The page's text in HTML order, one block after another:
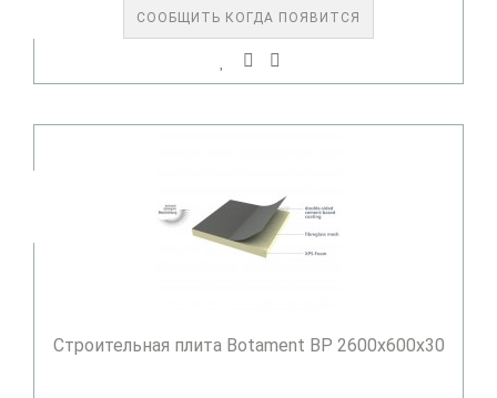
СООБЩИТЬ КОГДА ПОЯВИТСЯ
Строительная плита Botament BP 2600x600x30